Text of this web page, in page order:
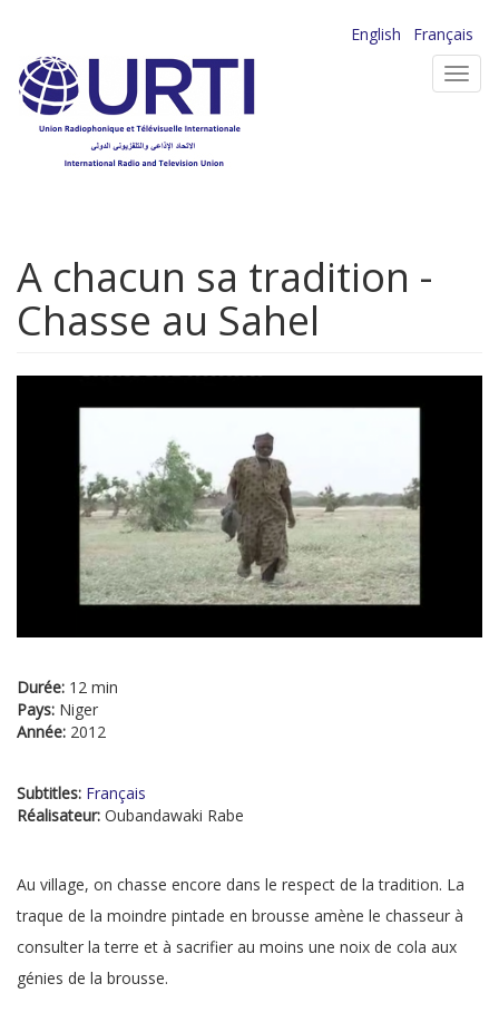
contenu
principal
English
Français
A chacun sa tradition -
Chasse au Sahel
Durée: 12 min
Pays: Niger
Année: 2012
Subtitles: Français
Réalisateur: Oubandawaki Rabe
Au village, on chasse encore dans le respect de la tradition. La
traque de la moindre pintade en brousse amène le chasseur à
consulter la terre et à sacrifier au moins une noix de cola aux
génies de la brousse.